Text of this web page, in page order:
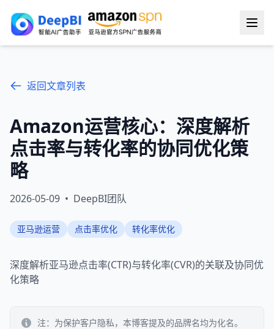
返回文章列表
Amazon运营核心：深度解析
点击率与转化率的协同优化策
略
2026-05-09 • DeepBI团队
亚马逊运营 点击率优化 转化率优化
深度解析亚马逊点击率(CTR)与转化率(CVR)的关联及协同优
化策略
注：为保护客户隐私，本博客提及的品牌名均为化名。